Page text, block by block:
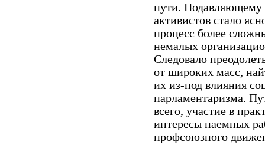
пути. Подавляющему
активистов стало
процесс более
немалых
Следовало
от широких масс,
их из-под влияния
парламентаризма.
всего, участие в
интересы наемных
профсоюзного